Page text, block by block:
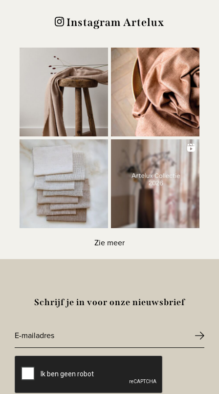
Instagram Artelux
Zie meer
Schrijf je in voor onze nieuwsbrief
mailadres